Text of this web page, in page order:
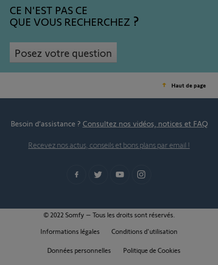
CE N'EST PAS CE
QUE VOUS RECHERCHEZ
Posez votre question
Haut de page
Besoin d’assistance ? Consultez nos vidéos, notices et FAQ
Recevez nos actus, conseils et bons plans par email !
© 2022 Somfy – Tous les droits sont réservés.
Informations légales
Conditions d'utilisation
Données personnelles Politique de Cookies